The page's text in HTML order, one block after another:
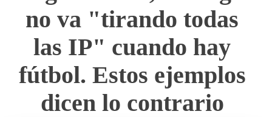
no va "tirando todas
las IP" cuando hay
fútbol. Estos ejemplos
dicen lo contrario